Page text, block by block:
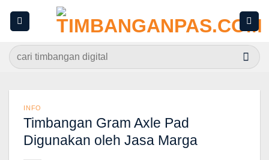
Pencarian
untuk:
INFO
Timbangan Gram Axle Pad
Digunakan oleh Jasa Marga